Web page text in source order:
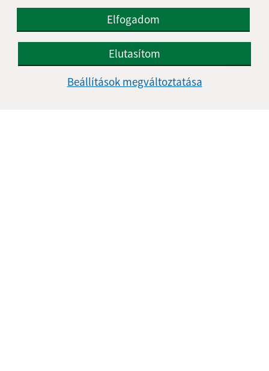
Elfogadom
Elutasítom
Beállítások megváltoztatása
Az oldalról:
Hozzáférhetőségi nyilatkozat
Szerzői jog